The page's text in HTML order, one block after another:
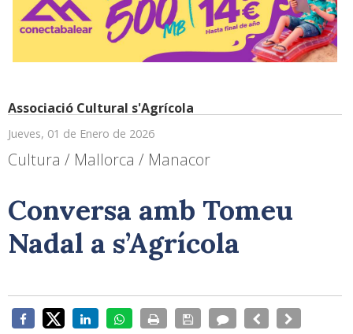
Associació Cultural s'Agrícola
Jueves, 01 de Enero de 2026
Cultura / Mallorca / Manacor
Conversa amb Tomeu
Nadal a s’Agrícola